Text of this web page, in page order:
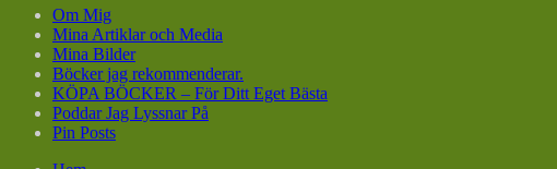
Om Mig
Mina Artiklar och Media
Mina Bilder
Böcker jag rekommenderar.
KÖPA BÖCKER – För Ditt Eget Bästa
Poddar Jag Lyssnar På
Pin Posts